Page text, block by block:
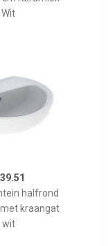
Wit
halfrond
kraangat
wit